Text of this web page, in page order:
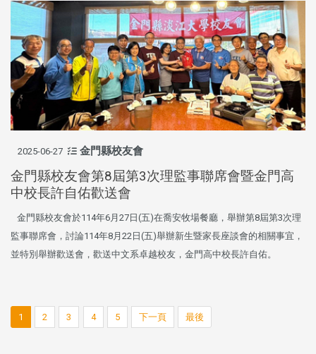
2025-06-27 金門縣校友會
金門縣校友會第8屆第3次理監事聯席會暨金門高
中校長許自佑歡送會
金門縣校友會於114年6月27日(五)在喬安牧場餐廳，舉辦第8屆第3次理
監事聯席會，討論114年8月22日(五)舉辦新生暨家長座談會的相關事宜，
並特別舉辦歡送會，歡送中文系卓越校友，金門高中校長許自佑。
1 2 3 4 5 下一頁 最後